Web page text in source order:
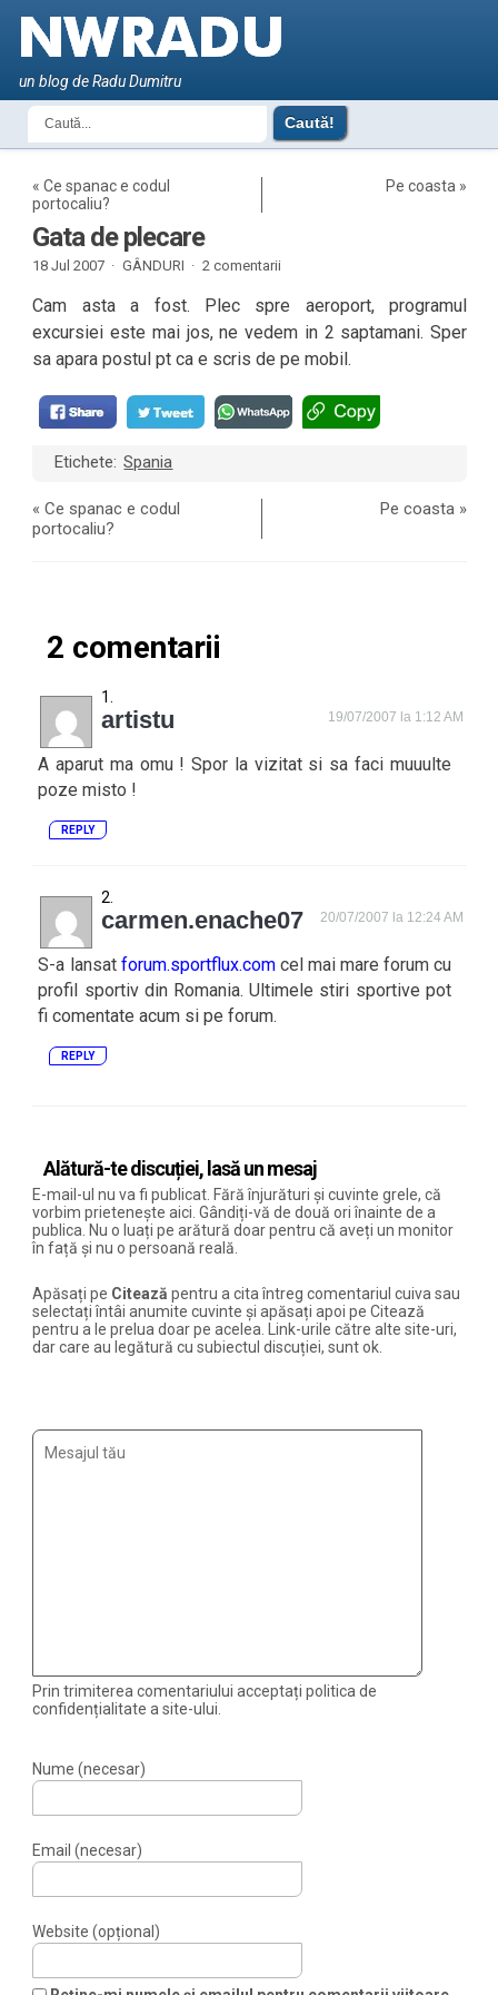
un blog de Radu Dumitru
«Ce spanac e codul
portocaliu?
Pe coasta »
Gata de plecare
18 Jul 2007 · GÂNDURI · 2 comentarii
Cam asta a fost. Plec spre aeroport, programul
excursiei este mai jos, ne vedem in 2 saptamani. Sper
sa apara postul pt ca e scris de pe mobil.
Etichete: Spania
«Ce spanac e codul
portocaliu?
Pe coasta »
2 comentarii
artistu 19/07/2007 la 1:12 AM
A aparut ma omu ! Spor la vizitat si sa faci muuulte
poze misto !
REPLY
carmen.enache07 20/07/2007 la 12:24 AM
S-a lansat forum.sportflux.comcel mai mare forum cu
profil sportiv din Romania. Ultimele stiri sportive pot
fi comentate acum si pe forum.
REPLY
Alătură-te discuției, lasă un mesaj
E-mail-ul nu va fi publicat. Fără înjurături și cuvinte grele, că
vorbim prietenește aici. Gândiți-vă de două ori înainte de a
publica. Nu o luați pe arătură doar pentru că aveți un monitor
în față și nu o persoană reală.
Apăsați pe Citează pentru a cita întreg comentariul cuiva sau
selectați întâi anumite cuvinte și apăsați apoi pe Citează
pentru a le prelua doar pe acelea. Link-urile către alte site-uri,
dar care au legătură cu subiectul discuției, sunt ok.
Prin trimiterea comentariului acceptați politica de
confidențialitate a site-ului.
Nume (necesar)
Email (necesar)
Website (opțional)